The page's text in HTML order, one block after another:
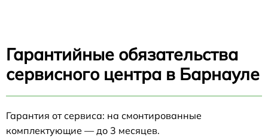
Гарантийные обязательства
сервисного центра в Барнауле
Гарантия от сервиса: на смонтированные
комплектующие — до 3 месяцев.